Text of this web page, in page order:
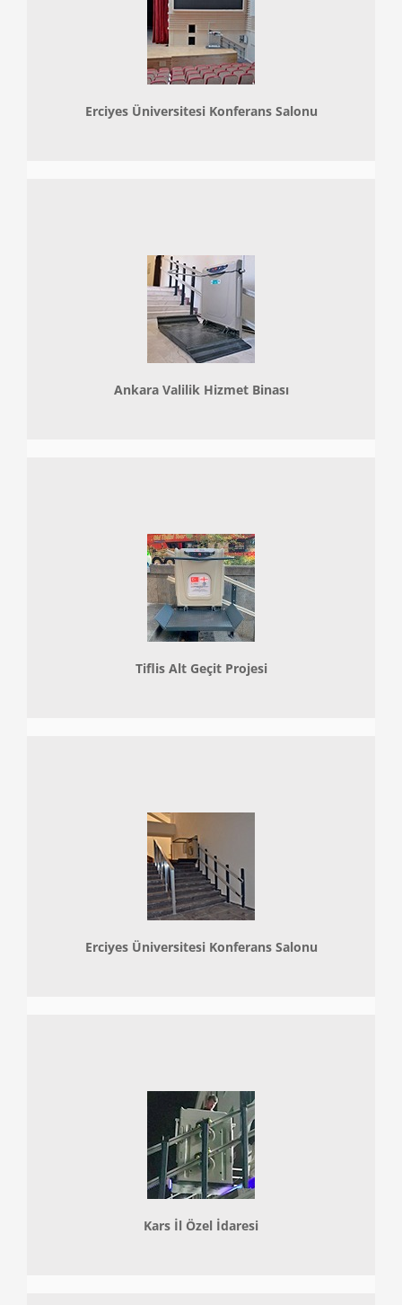
Erciyes Üniversitesi Konferans Salonu
Ankara Valilik Hizmet Binası
Tiflis Alt Geçit Projesi
Erciyes Üniversitesi Konferans Salonu
Kars İl Özel İdaresi